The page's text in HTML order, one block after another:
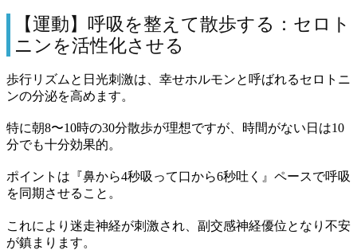
【運動】呼吸を整えて散歩する：セロト
ニンを活性化させる
歩行リズムと日光刺激は、幸せホルモンと呼ばれるセロトニ
ンの分泌を高めます。
特に朝8〜10時の30分散歩が理想ですが、時間がない日は10
分でも十分効果的。
ポイントは『鼻から4秒吸って口から6秒吐く』ペースで呼吸
を同期させること。
これにより迷走神経が刺激され、副交感神経優位となり不安
が鎮まります。